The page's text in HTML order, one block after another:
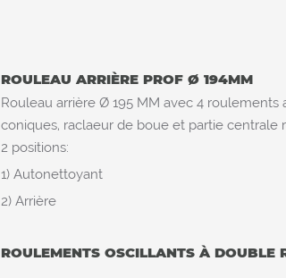
ROULEAU ARRIÈRE PROF Ø 194MM
Rouleau arrière Ø 195 MM avec 4 roulements
coniques, raclaeur de boue et partie centrale
2 positions:
1) Autonettoyant
2) Arrière
ROULEMENTS OSCILLANTS À DOUBLE